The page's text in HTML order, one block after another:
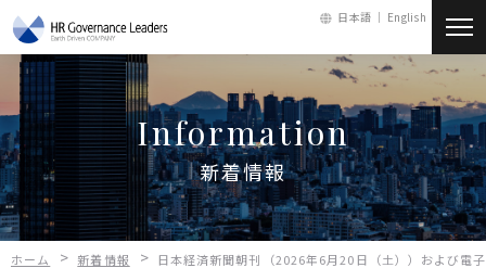
日本語 ｜ English
新着情報
会社情報
サービス
Information
新着情報
ホーム > 新着情報 > 日本経済新聞朝刊（2026年6月20日（土））および